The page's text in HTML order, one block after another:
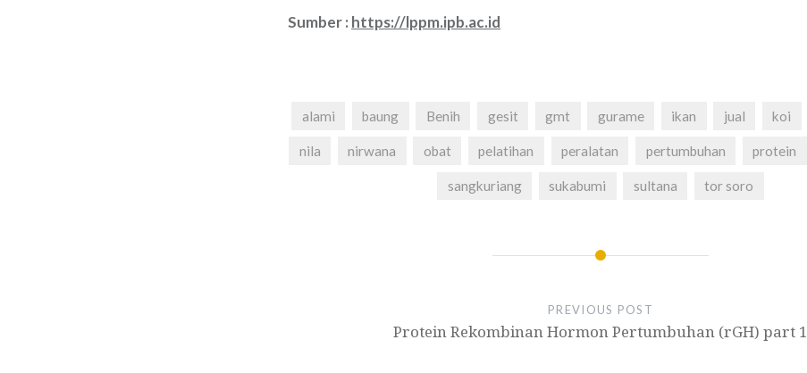
Sumber : https://lppm.ipb.ac.id
alami baung Benih gesit gmt gurame ikan jual koi
nila nirwana obat pelatihan peralatan pertumbuhan protein
sangkuriang sukabumi sultana tor soro
PREVIOUS POST
Protein Rekombinan Hormon Pertumbuhan (rGH) part 1